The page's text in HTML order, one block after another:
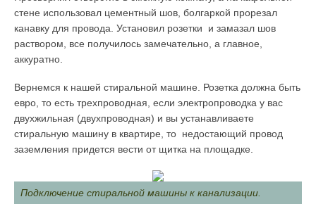
стене использовал цементный шов, болгаркой прорезал
канавку для провода. Установил розетки и замазал шов
раствором, все получилось замечательно, а главное,
аккуратно.
Вернемся к нашей стиральной машине. Розетка должна быть
евро, то есть трехпроводная, если электропроводка у вас
двухжильная (двухпроводная) и вы устанавливаете
стиральную машину в квартире, то недостающий провод
заземления придется вести от щитка на площадке.
Подключение стиральной машины к канализации.